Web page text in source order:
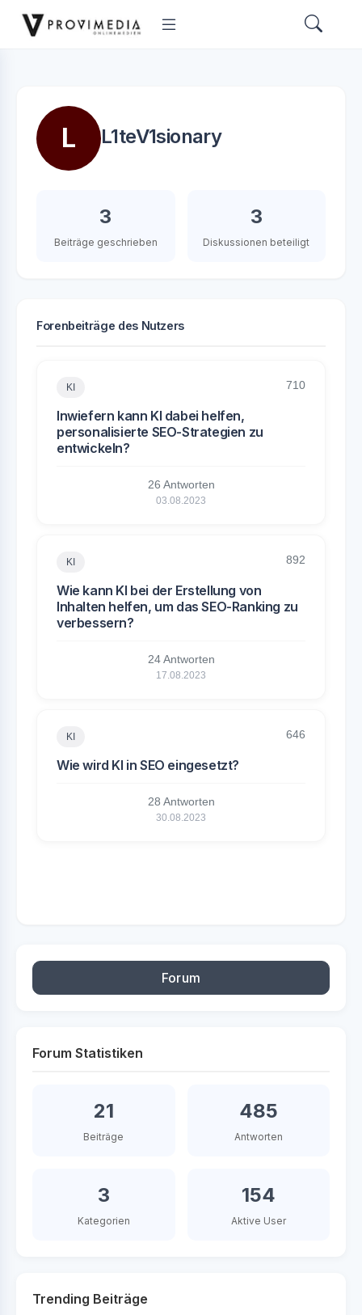
L L1teV1sionary
3
Beiträge geschrieben
3
Diskussionen beteiligt
Forenbeiträge des Nutzers
KI 710
Inwiefern kann KI dabei helfen,
personalisierte SEO-Strategien zu
entwickeln?
26 Antworten
03.08.2023
KI 892
Wie kann KI bei der Erstellung von
Inhalten helfen, um das SEO-Ranking zu
verbessern?
24 Antworten
17.08.2023
KI 646
Wie wird KI in SEO eingesetzt?
28 Antworten
30.08.2023
Forum
Forum Statistiken
21
Beiträge
485
Antworten
3
Kategorien
154
Aktive User
Trending Beiträge